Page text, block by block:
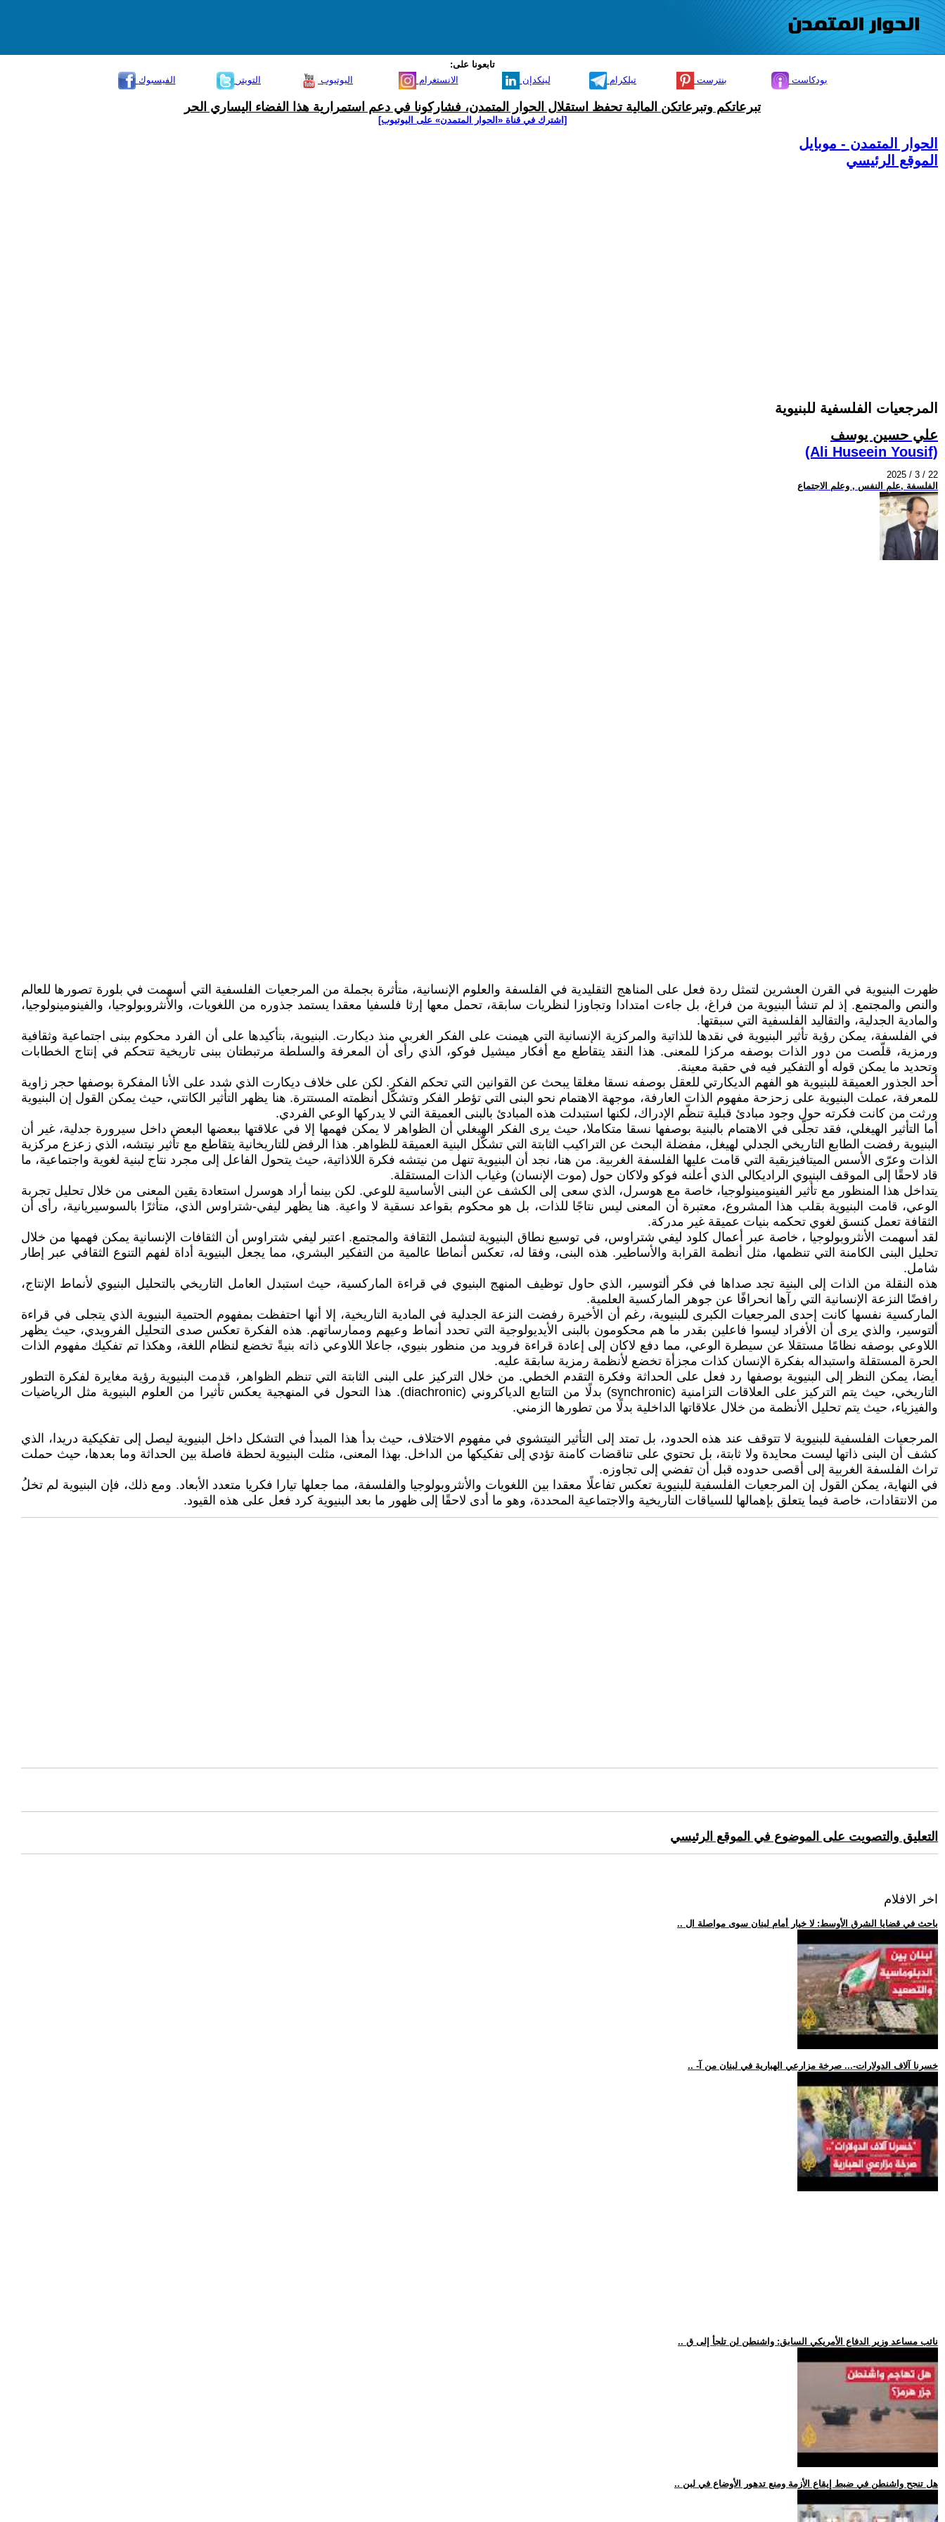
تابعونا على:
الفيسبوك
التويتر اليوتيوب الانستغرام لينكدإن تيلكرام بنترست بودكاست
تبرعاتكم وتبرعاتكن المالية تحفظ استقلال الحوار المتمدن، فشاركونا في دعم استمرارية هذا الفضاء اليساري الحر
[اشترك في قناة ‫«الحوار المتمدن» على اليوتيوب]
الحوار المتمدن - موبايل
الموقع الرئيسي
المرجعيات الفلسفية للبنيوية
علي حسين يوسف
(Ali Huseein Yousif)
2025 / 3 / 22
الفلسفة ,علم النفس , وعلم الاجتماع
ظهرت البنيوية في القرن العشرين لتمثل ردة فعل على المناهج التقليدية في الفلسفة والعلوم الإنسانية، متأثرة بجملة من المرجعيات الفلسفية التي أسهمت في بلورة تصورها للعالم
والنص والمجتمع. إذ لم تنشأ البنيوية من فراغ، بل جاءت امتدادا وتجاوزا لنظريات سابقة، تحمل معها إرثا فلسفيا معقدا يستمد جذوره من اللغويات، والأنثروبولوجيا، والفينومينولوجيا،
والمادية الجدلية، والتقاليد الفلسفية التي سبقتها.
في الفلسفة، يمكن رؤية تأثير البنيوية في نقدها للذاتية والمركزية الإنسانية التي هيمنت على الفكر الغربي منذ ديكارت. البنيوية، بتأكيدها على أن الفرد محكوم ببنى اجتماعية وثقافية
ورمزية، قلّصت من دور الذات بوصفه مركزا للمعنى. هذا النقد يتقاطع مع أفكار ميشيل فوكو، الذي رأى أن المعرفة والسلطة مرتبطتان ببنى تاريخية تتحكم في إنتاج الخطابات
وتحديد ما يمكن قوله أو التفكير فيه في حقبة معينة.
أحد الجذور العميقة للبنيوية هو الفهم الديكارتي للعقل بوصفه نسقا مغلقا يبحث عن القوانين التي تحكم الفكر. لكن على خلاف ديكارت الذي شدد على الأنا المفكرة بوصفها حجر زاوية
للمعرفة، عملت البنيوية على زحزحة مفهوم الذات العارفة، موجهة الاهتمام نحو البنى التي تؤطر الفكر وتشكّل أنظمته المستترة. هنا يظهر التأثير الكانتي، حيث يمكن القول إن البنيوية
ورثت من كانت فكرته حول وجود مبادئ قبلية تنظّم الإدراك، لكنها استبدلت هذه المبادئ بالبنى العميقة التي لا يدركها الوعي الفردي.
أما التأثير الهيغلي، فقد تجلّى في الاهتمام بالبنية بوصفها نسقا متكاملا، حيث يرى الفكر الهيغلي أن الظواهر لا يمكن فهمها إلا في علاقتها ببعضها البعض داخل سيرورة جدلية، غير أن
البنيوية رفضت الطابع التاريخي الجدلي لهيغل، مفضلة البحث عن التراكيب الثابتة التي تشكّل البنية العميقة للظواهر. هذا الرفض للتاريخانية يتقاطع مع تأثير نيتشه، الذي زعزع مركزية
الذات وعرّى الأسس الميتافيزيقية التي قامت عليها الفلسفة الغربية. من هنا، نجد أن البنيوية تنهل من نيتشه فكرة اللاذاتية، حيث يتحول الفاعل إلى مجرد نتاج لبنية لغوية واجتماعية، ما
قاد لاحقًا إلى الموقف البنيوي الراديكالي الذي أعلنه فوكو ولاكان حول (موت الإنسان) وغياب الذات المستقلة.
يتداخل هذا المنظور مع تأثير الفينومينولوجيا، خاصة مع هوسرل، الذي سعى إلى الكشف عن البنى الأساسية للوعي. لكن بينما أراد هوسرل استعادة يقين المعنى من خلال تحليل تجربة
الوعي، قامت البنيوية بقلب هذا المشروع، معتبرة أن المعنى ليس نتاجًا للذات، بل هو محكوم بقواعد نسقية لا واعية. هنا يظهر ليفي-شتراوس الذي، متأثرًا بالسوسيريانية، رأى أن
الثقافة تعمل كنسق لغوي تحكمه بنيات عميقة غير مدركة.
لقد أسهمت الأنثروبولوجيا ، خاصة عبر أعمال كلود ليفي شتراوس، في توسيع نطاق البنيوية لتشمل الثقافة والمجتمع. اعتبر ليفي شتراوس أن الثقافات الإنسانية يمكن فهمها من خلال
تحليل البنى الكامنة التي تنظمها، مثل أنظمة القرابة والأساطير. هذه البنى، وفقا له، تعكس أنماطا عالمية من التفكير البشري، مما يجعل البنيوية أداة لفهم التنوع الثقافي عبر إطار
شامل.
هذه النقلة من الذات إلى البنية تجد صداها في فكر ألتوسير، الذي حاول توظيف المنهج البنيوي في قراءة الماركسية، حيث استبدل العامل التاريخي بالتحليل البنيوي لأنماط الإنتاج،
رافضًا النزعة الإنسانية التي رآها انحرافًا عن جوهر الماركسية العلمية.
الماركسية نفسها كانت إحدى المرجعيات الكبرى للبنيوية، رغم أن الأخيرة رفضت النزعة الجدلية في المادية التاريخية، إلا أنها احتفظت بمفهوم الحتمية البنيوية الذي يتجلى في قراءة
ألتوسير، والذي يرى أن الأفراد ليسوا فاعلين بقدر ما هم محكومون بالبنى الأيديولوجية التي تحدد أنماط وعيهم وممارساتهم. هذه الفكرة تعكس صدى التحليل الفرويدي، حيث يظهر
اللاوعي بوصفه نظامًا مستقلا عن سيطرة الوعي، مما دفع لاكان إلى إعادة قراءة فرويد من منظور بنيوي، جاعلا اللاوعي ذاته بنيةً تخضع لنظام اللغة، وهكذا تم تفكيك مفهوم الذات
الحرة المستقلة واستبداله بفكرة الإنسان كذات مجزأة تخضع لأنظمة رمزية سابقة عليه.
أيضا، يمكن النظر إلى البنيوية بوصفها رد فعل على الحداثة وفكرة التقدم الخطي. من خلال التركيز على البنى الثابتة التي تنظم الظواهر، قدمت البنيوية رؤية مغايرة لفكرة التطور
التاريخي، حيث يتم التركيز على العلاقات التزامنية (synchronic) بدلًا من التتابع الدياكروني (diachronic). هذا التحول في المنهجية يعكس تأثيرا من العلوم البنيوية مثل الرياضيات
والفيزياء، حيث يتم تحليل الأنظمة من خلال علاقاتها الداخلية بدلًا من تطورها الزمني.
المرجعيات الفلسفية للبنيوية لا تتوقف عند هذه الحدود، بل تمتد إلى التأثير النيتشوي في مفهوم الاختلاف، حيث بدأ هذا المبدأ في التشكل داخل البنيوية ليصل إلى تفكيكية دريدا، الذي
كشف أن البنى ذاتها ليست محايدة ولا ثابتة، بل تحتوي على تناقضات كامنة تؤدي إلى تفكيكها من الداخل. بهذا المعنى، مثلت البنيوية لحظة فاصلة بين الحداثة وما بعدها، حيث حملت
تراث الفلسفة الغربية إلى أقصى حدوده قبل أن تفضي إلى تجاوزه.
في النهاية، يمكن القول إن المرجعيات الفلسفية للبنيوية تعكس تفاعلًا معقدا بين اللغويات والأنثروبولوجيا والفلسفة، مما جعلها تيارا فكريا متعدد الأبعاد. ومع ذلك، فإن البنيوية لم تخلُ
من الانتقادات، خاصة فيما يتعلق بإهمالها للسياقات التاريخية والاجتماعية المحددة، وهو ما أدى لاحقًا إلى ظهور ما بعد البنيوية كرد فعل على هذه القيود.
التعليق والتصويت على الموضوع في الموقع الرئيسي
اخر الافلام
.. باحث في قضايا الشرق الأوسط: لا خيار أمام لبنان سوى مواصلة ال
.. -خسرنا آلاف الدولارات-... صرخة مزارعي الهبارية في لبنان من آ
.. نائب مساعد وزير الدفاع الأمريكي السابق: واشنطن لن تلجأ إلى ق
.. هل تنجح واشنطن في ضبط إيقاع الأزمة ومنع تدهور الأوضاع في لبن